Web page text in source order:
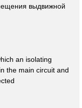
выдвижной
an isolating
the main circuit and